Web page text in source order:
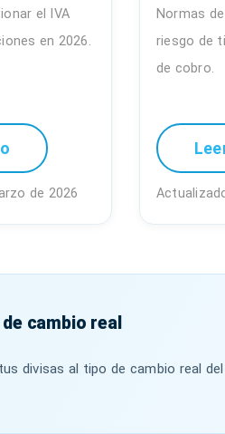
el IVA
en 2026.
de 2026
Normas
riesgo de
de cobro.
cambio real
divisas al tipo de cambio real